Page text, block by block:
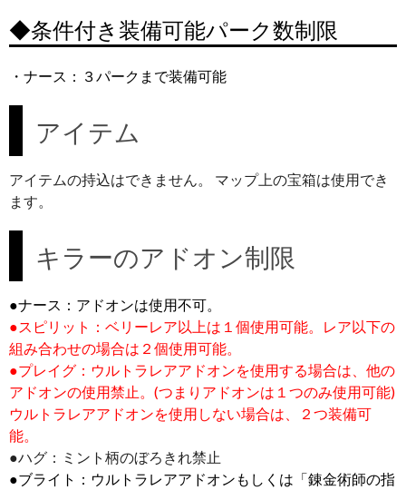
◆条件付き装備可能パーク数制限
・ナース：３パークまで装備可能
アイテム
アイテムの持込はできません。 マップ上の宝箱は使用でき
ます。
キラーのアドオン制限
●ナース：アドオンは使用不可。
●スピリット：ベリーレア以上は１個使用可能。レア以下の
組み合わせの場合は２個使用可能。
●プレイグ：ウルトラレアアドオンを使用する場合は、他の
アドオンの使用禁止。(つまりアドオンは１つのみ使用可能)
ウルトラレアアドオンを使用しない場合は、２つ装備可
能。
●ハグ：ミント柄のぼろきれ禁止
●ブライト：ウルトラレアアドオンもしくは「錬金術師の指